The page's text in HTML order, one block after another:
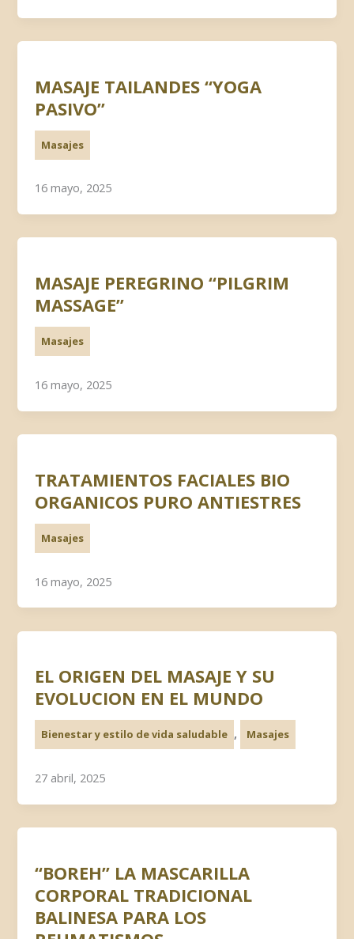
MASAJE TAILANDES “YOGA
PASIVO”
Masajes
16 mayo, 2025
MASAJE PEREGRINO “PILGRIM
MASSAGE”
Masajes
16 mayo, 2025
TRATAMIENTOS FACIALES BIO
ORGANICOS PURO ANTIESTRES
Masajes
16 mayo, 2025
EL ORIGEN DEL MASAJE Y SU
EVOLUCION EN EL MUNDO
Bienestar y estilo de vida saludable , Masajes
27 abril, 2025
“BOREH” LA MASCARILLA
CORPORAL TRADICIONAL
BALINESA PARA LOS